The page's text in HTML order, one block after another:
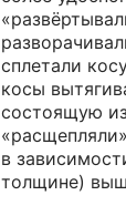
сплетали
косы
состоящую
в
толщине)